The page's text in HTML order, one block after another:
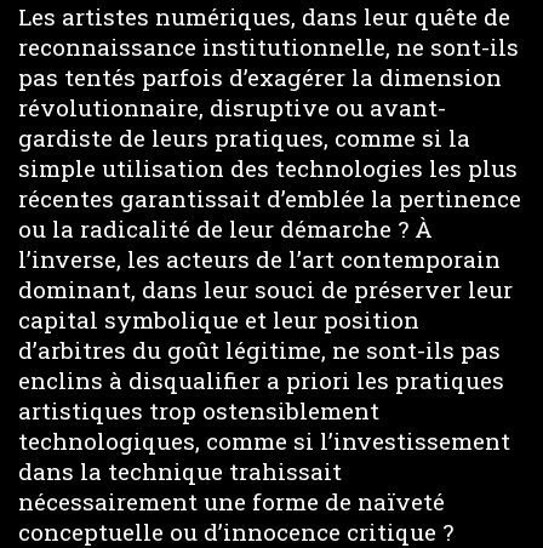
Les artistes numériques, dans leur quête de
reconnaissance institutionnelle, ne sont-ils
pas tentés parfois d’exagérer la dimension
révolutionnaire, disruptive ou avant-
gardiste de leurs pratiques, comme si la
simple utilisation des technologies les plus
récentes garantissait d’emblée la pertinence
ou la radicalité de leur démarche ? À
l’inverse, les acteurs de l’art contemporain
dominant, dans leur souci de préserver leur
capital symbolique et leur position
d’arbitres du goût légitime, ne sont-ils pas
enclins à disqualifier a priori les pratiques
artistiques trop ostensiblement
technologiques, comme si l’investissement
dans la technique trahissait
nécessairement une forme de naïveté
conceptuelle ou d’innocence critique ?